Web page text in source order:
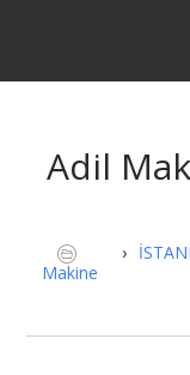
Adil
Makine
›